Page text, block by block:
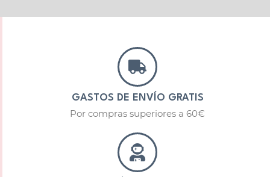
GASTOS DE ENVÍO GRATIS
Por compras superiores a 60€